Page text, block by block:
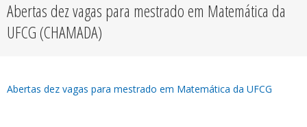
Abertas dez vagas para mestrado em Matemática da
UFCG (CHAMADA)
Abertas dez vagas para mestrado em Matemática da UFCG